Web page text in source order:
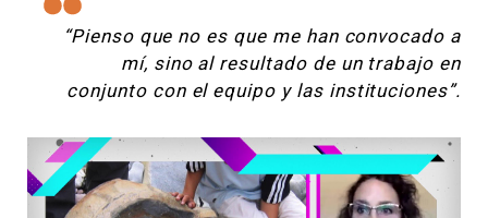
“Pienso que no es que me han convocado a
mí, sino al resultado de un trabajo en
conjunto con el equipo y las instituciones”.